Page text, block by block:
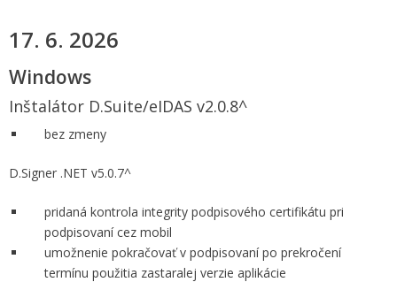
17. 6. 2026
Windows
Inštalátor D.Suite/eIDAS v2.0.8^
bez zmeny
D.Signer .NET v5.0.7^
pridaná kontrola integrity podpisového certifikátu pri
podpisovaní cez mobil
umožnenie pokračovať v podpisovaní po prekročení
termínu použitia zastaralej verzie aplikácie